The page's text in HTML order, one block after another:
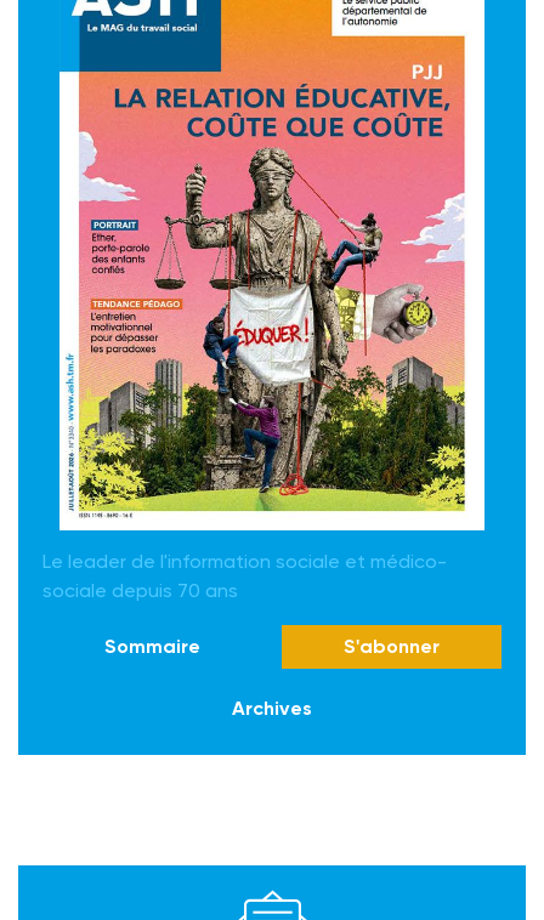
Le leader de l'information sociale et médico-
sociale depuis 70 ans
Sommaire S'abonner
Archives